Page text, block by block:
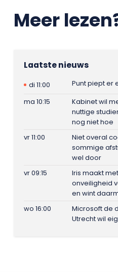
Meer
Laatste nieuws
di 11:00
Punt piept er
ma 10:15
Kabinet wil
nuttige
nog niet hoe
vr 11:00
Niet overal
sommige
wel door
vr 09:15
Iris maakt
onveiligheid
en wint
wo 16:00
Microsoft de
Utrecht wil